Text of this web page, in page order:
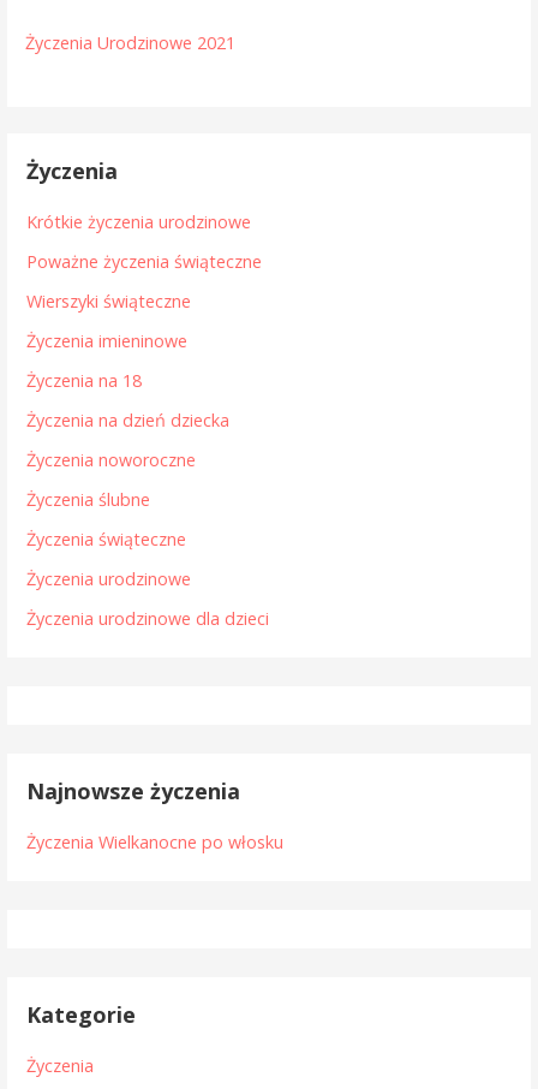
Życzenia Urodzinowe 2021
Życzenia
Krótkie życzenia urodzinowe
Poważne życzenia świąteczne
Wierszyki świąteczne
Życzenia imieninowe
Życzenia na 18
Życzenia na dzień dziecka
Życzenia noworoczne
Życzenia ślubne
Życzenia świąteczne
Życzenia urodzinowe
Życzenia urodzinowe dla dzieci
Najnowsze życzenia
Życzenia Wielkanocne po włosku
Kategorie
Życzenia